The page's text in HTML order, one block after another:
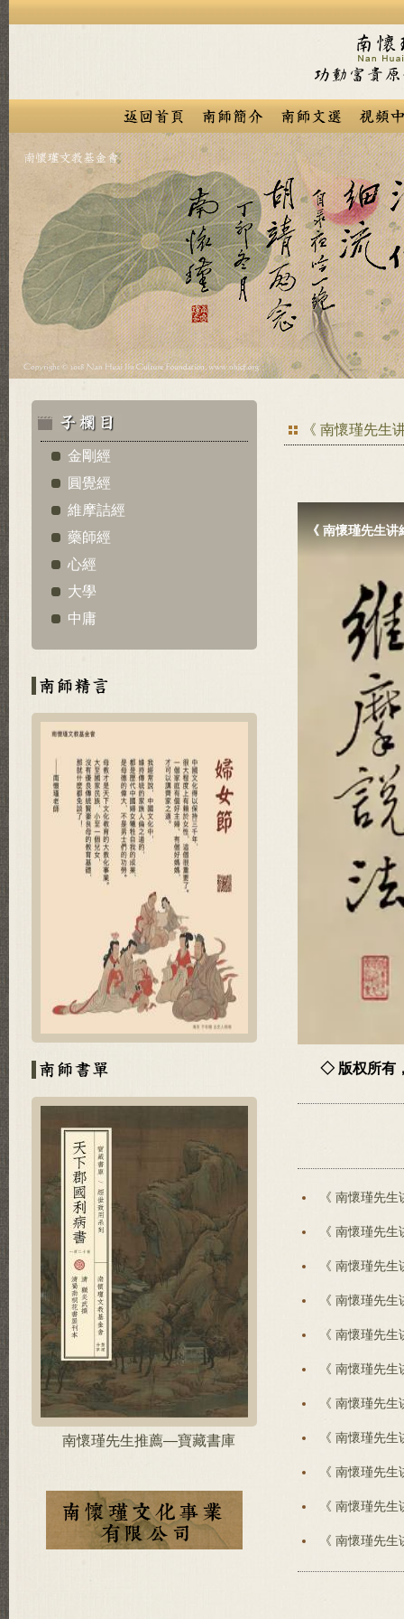
金剛經
圓覺經
維摩詰經
藥師經
心經
大學
中庸
南懷瑾先生推薦—寶藏書庫
《 南懷瑾先生
◇ 版权所有
《 南懷瑾先
《 南懷瑾先
《 南懷瑾先
《 南懷瑾先
《 南懷瑾先
《 南懷瑾先
《 南懷瑾先
《 南懷瑾先
《 南懷瑾先
《 南懷瑾先
《 南懷瑾先